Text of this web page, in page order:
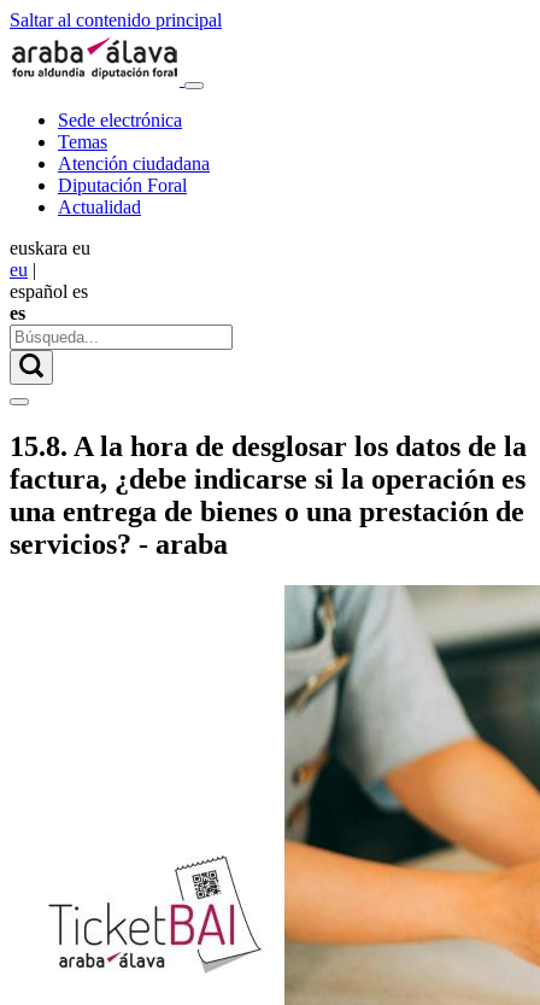
Saltar al contenido principal
Sede electrónica
Temas
Atención ciudadana
Diputación Foral
Actualidad
euskara eu
eu |
español es
es
15.8. A la hora de desglosar los datos de la
factura, ¿debe indicarse si la operación es
una entrega de bienes o una prestación de
servicios? - araba